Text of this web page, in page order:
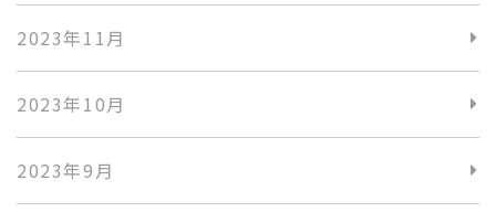
2023年11月
2023年10月
2023年9月